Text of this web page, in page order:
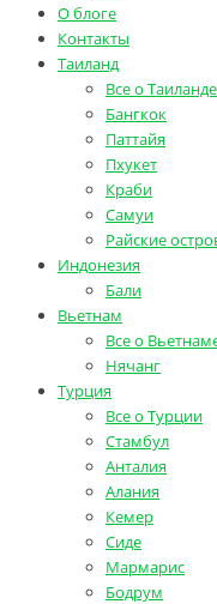
О блоге
Контакты
Таиланд
Все о Таиланде
Бангкок
Паттайя
Пхукет
Краби
Самуи
Райские
Индонезия
Бали
Вьетнам
Все о
Нячанг
Турция
Все о Турции
Стамбул
Анталия
Алания
Кемер
Сиде
Мармарис
Бодрум